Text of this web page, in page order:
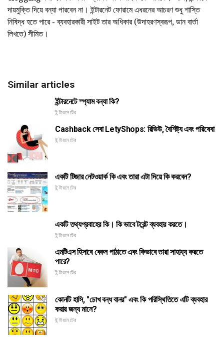
দায়মুক্তি দিয়ে বন্যা পারবেন না। ইন্টারনেট ফোরামে এধরনের আচরণ শুধু শাস্তি
নিষিদ্ধ হতে পারে - ব্যবহারকারী সাইট তার অধিকার (উদাহরণস্বরূপ, ডান বার্তা
লিখতে) সীমিত।
Similar articles
ইন্টারনেটে স্প্যাম বন্যা কি?
ইন্টারনেটের
Cashback সেবা LetyShops: রিভিউ, বৈশিষ্ট্য এবং পরিষেবা
ইন্টারনেটের
একটি টিজার নেটওয়ার্ক কি এবং তারা এটা দিয়ে কি করবেন?
ইন্টারনেটের
একটি তথ্যপ্রবাহের কি। কি ভাবে টরেন্ট ব্যবহার করতে।
ইন্টারনেটের
এমটিএস হিসাবে বেকন পাঠাতে এবং কিভাবে তারা সাহায্য করতে
পারে?
ইন্টারনেটের
কোনটি হাসি, "চোখ বন্ধ বানর" এবং কি পরিস্থিতিতে এটি ব্যবহার
করার জন্য মানে?
ইন্টারনেটের